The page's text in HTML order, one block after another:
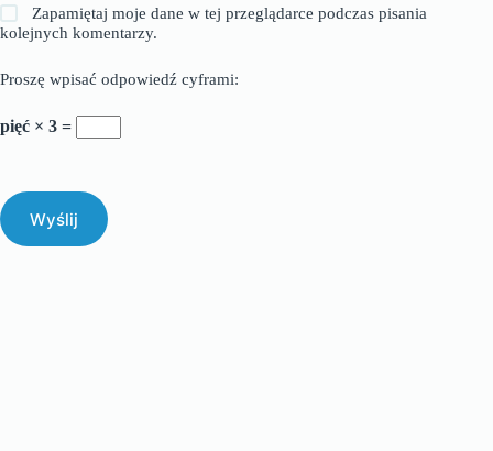
Zapamiętaj moje dane w tej przeglądarce podczas pisania
kolejnych komentarzy.
Proszę wpisać odpowiedź cyframi:
pięć × 3 =
Wyślij